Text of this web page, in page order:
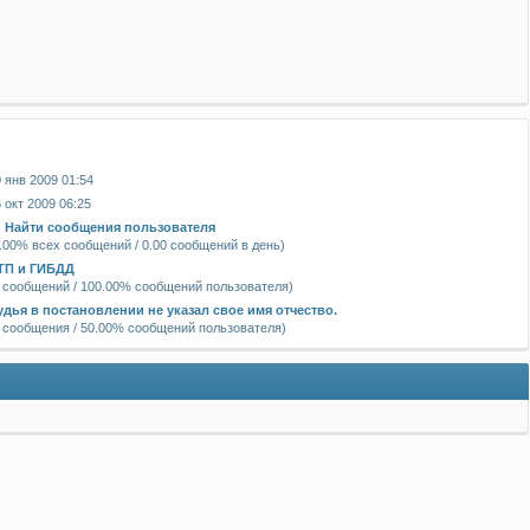
янв 2009 01:54
окт 2009 06:25
Найти сообщения пользователя
всех сообщений / 0.00 сообщений в день)
и ГИБДД
сообщений / 100.00% сообщений пользователя)
в постановлении не указал свое имя отчество.
сообщения / 50.00% сообщений пользователя)